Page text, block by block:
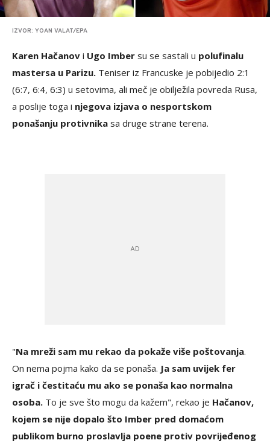
IZVOR: YOAN VALAT/EPA
Karen Hačanov i Ugo Imber su se sastali u polufinalu
mastersa u Parizu. Teniser iz Francuske je pobijedio 2:1
(6:7, 6:4, 6:3) u setovima, ali meč je obilježila povreda Rusa,
a poslije toga i njegova izjava o nesportskom
ponašanju protivnika sa druge strane terena.
"Na mreži sam mu rekao da pokaže više poštovanja.
On nema pojma kako da se ponaša. Ja sam uvijek fer
igrač i čestitaću mu ako se ponaša kao normalna
osoba. To je sve što mogu da kažem", rekao je Hačanov,
kojem se nije dopalo što Imber pred domaćom
publikom burno proslavlja poene protiv povrijeđenog